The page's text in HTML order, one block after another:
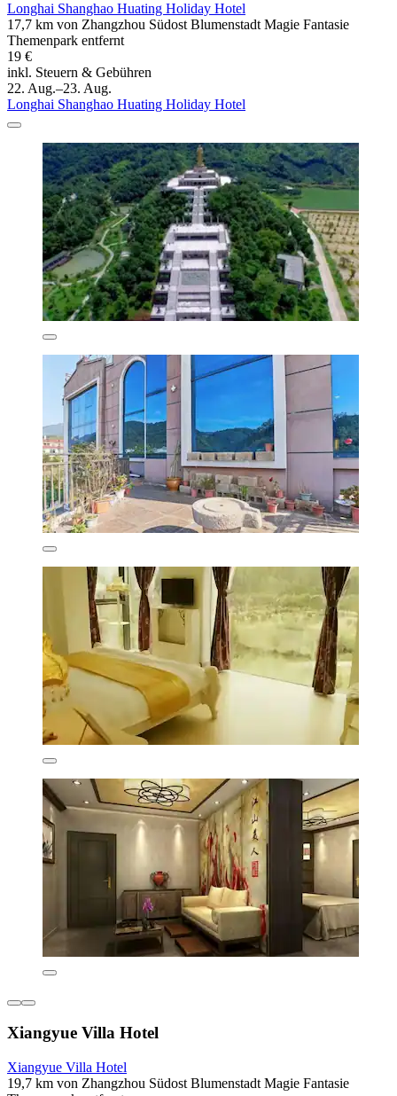
Longhai Shanghao Huating Holiday Hotel
17,7 km von Zhangzhou Südost Blumenstadt Magie Fantasie
Themenpark entfernt
19 €
inkl. Steuern & Gebühren
22. Aug.–23. Aug.
Longhai Shanghao Huating Holiday Hotel
Xiangyue Villa Hotel
Xiangyue Villa Hotel
19,7 km von Zhangzhou Südost Blumenstadt Magie Fantasie